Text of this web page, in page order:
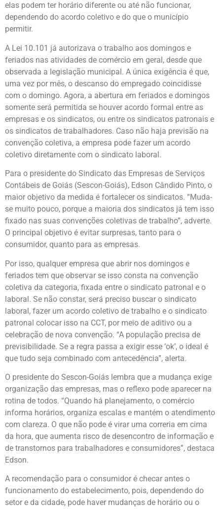
elas podem ter horário diferente ou até não funcionar,
dependendo do acordo coletivo e do que o município
permitir.
A Lei 10.101 já autorizava o trabalho aos domingos e
feriados nas atividades de comércio em geral, desde que
observada a legislação municipal. A única exigência é que,
uma vez por mês, o descanso do empregado coincidisse
com o domingo. Agora, a abertura em feriados e domingos
somente será permitida se houver acordo formal entre as
empresas e os sindicatos, ou entre os sindicatos patronais e
os sindicatos de trabalhadores. Caso não haja previsão na
convenção coletiva, a empresa pode fazer um acordo
coletivo diretamente com o sindicato laboral.
Para o presidente do Sindicato das Empresas de Serviços
Contábeis de Goiás (Sescon-Goiás), Edson Cândido Pinto, o
maior objetivo da medida é fortalecer os sindicatos. “Muda-
se muito pouco, porque a maioria dos sindicatos já tem isso
fixado nas suas convenções coletivas de trabalho”, adverte.
O principal objetivo é evitar surpresas, tanto para o
consumidor, quanto para as empresas.
Por isso, qualquer empresa que abrir nos domingos e
feriados tem que observar se isso consta na convenção
coletiva da categoria, fixada entre o sindicato patronal e o
laboral. Se não constar, será preciso buscar o sindicato
laboral, fazer um acordo coletivo de trabalho e o sindicato
patronal colocar isso na CCT, por meio de aditivo ou a
celebração de nova convenção. “A população precisa de
previsibilidade. Se a regra passa a exigir esse ‘ok’, o ideal é
que tudo seja combinado com antecedência”, alerta.
O presidente do Sescon-Goiás lembra que a mudança exige
organização das empresas, mas o reflexo pode aparecer na
rotina de todos. “Quando há planejamento, o comércio
informa horários, organiza escalas e mantém o atendimento
com clareza. O que não pode é virar uma correria em cima
da hora, que aumenta risco de desencontro de informação e
de transtornos para trabalhadores e consumidores”, destaca
Edson.
A recomendação para o consumidor é checar antes o
funcionamento do estabelecimento, pois, dependendo do
setor e da cidade, pode haver mudanças de horário ou o